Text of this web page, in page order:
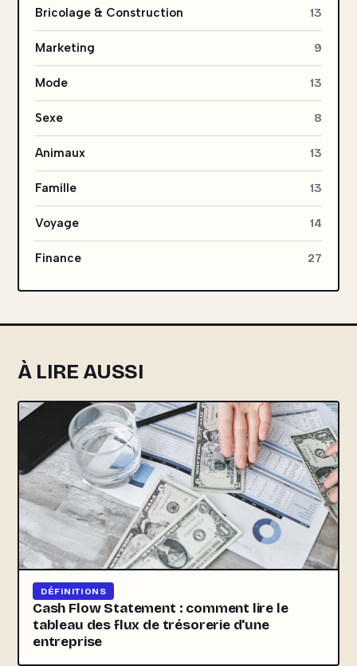
Bricolage & Construction 13
Marketing 9
Mode 13
Sexe 8
Animaux 13
Famille 13
Voyage 14
Finance 27
À LIRE AUSSI
DÉFINITIONS
Cash Flow Statement : comment lire le
tableau des flux de trésorerie d'une
entreprise